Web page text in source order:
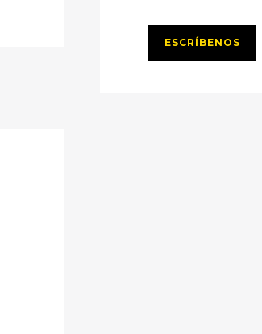
ESCRÍBENOS